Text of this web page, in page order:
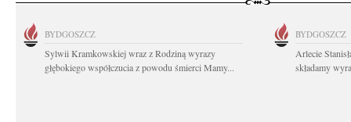
BYDGOSZCZ
Sylwii Kramkowskiej wraz z Rodziną wyrazy
głębokiego współczucia z powodu śmierci Mamy...
BYDGOSZCZ
Arlecie
składamy